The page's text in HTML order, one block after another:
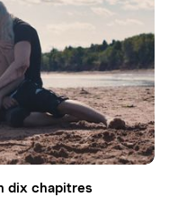
dix chapitres